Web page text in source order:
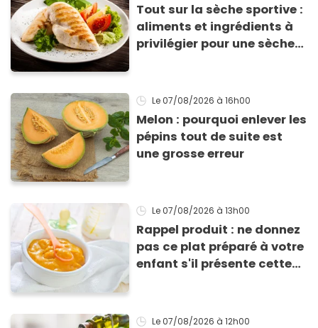
Tout sur la sèche sportive :
aliments et ingrédients à
privilégier pour une sèche
Le 07/08/2026 à 16h00
Melon : pourquoi enlever les
pépins tout de suite est
une grosse erreur
Le 07/08/2026 à 13h00
Rappel produit : ne donnez
pas ce plat préparé à votre
enfant s'il présente cette
Le 07/08/2026 à 12h00